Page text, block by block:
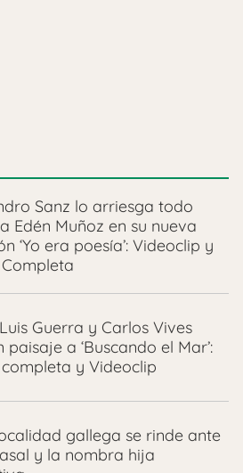
Sanz lo arriesga todo
Edén Muñoz en su nueva
‘Yo era poesía’: Videoclip y
Guerra y Carlos Vives
paisaje a ‘Buscando el Mar’:
y Videoclip
gallega se rinde ante
y la nombra hija